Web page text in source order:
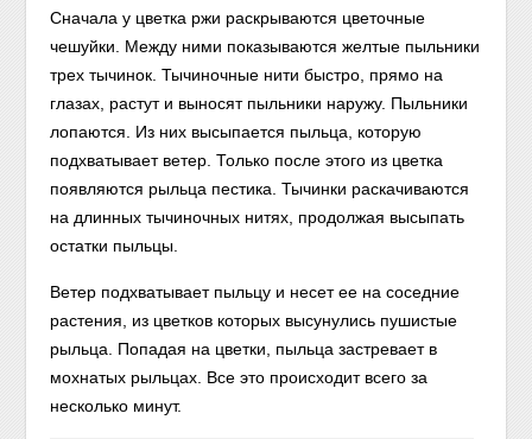
Сначала у цветка ржи раскрываются цветочные
чешуйки. Между ними показываются желтые пыльники
трех тычинок. Тычиночные нити быстро, прямо на
глазах, растут и выносят пыльники наружу. Пыльники
лопаются. Из них высыпается пыльца, которую
подхватывает ветер. Только после этого из цветка
появляются рыльца пестика. Тычинки раскачиваются
на длинных тычиночных нитях, продолжая высыпать
остатки пыльцы.
Ветер подхватывает пыльцу и несет ее на соседние
растения, из цветков которых высунулись пушистые
рыльца. Попадая на цветки, пыльца застревает в
мохнатых рыльцах. Все это происходит всего за
несколько минут.